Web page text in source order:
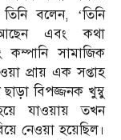
বলেন, ‘তিনি
এবং কথা
কম্পানি সামাজিক
প্রায় এক সপ্তাহ
বিপজ্জনক খুম্বু
যাওয়ায় তখন
নেওয়া হয়েছিল।